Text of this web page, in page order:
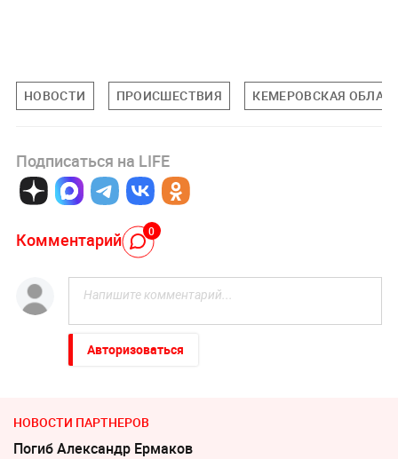
НОВОСТИ ПРОИСШЕСТВИЯ КЕМЕРОВСКАЯ
Подписаться на LIFE
Комментарий 0
Авторизоваться
НОВОСТИ ПАРТНЕРОВ
Погиб Александр Ермаков